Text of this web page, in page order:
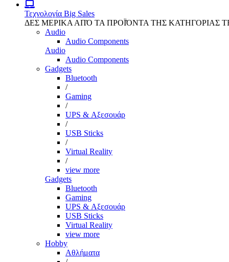
Τεχνολογία Big Sales
ΔΕΣ ΜΕΡΙΚΑ ΑΠΌ ΤΑ ΠΡΟΪΌΝΤΑ ΤΗΣ ΚΑΤΗΓΟΡΙΑΣ
Audio
Audio Components
Audio
Audio Components
Gadgets
Bluetooth
/
Gaming
/
UPS & Αξεσουάρ
/
USB Sticks
/
Virtual Reality
/
view more
Gadgets
Bluetooth
Gaming
UPS & Αξεσουάρ
USB Sticks
Virtual Reality
view more
Hobby
Αθλήματα